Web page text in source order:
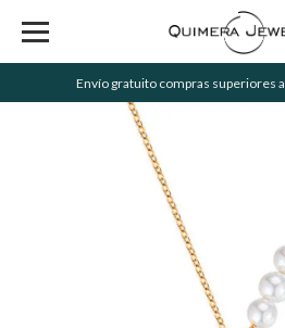
Envío gratuito compras superiores a